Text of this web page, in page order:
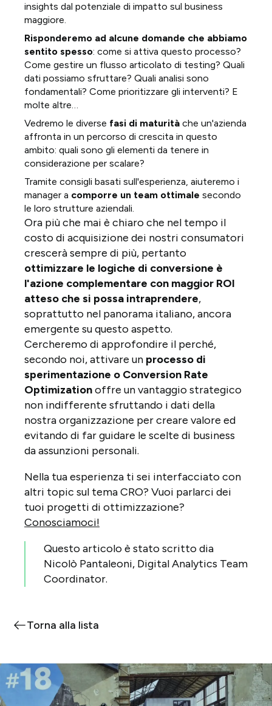
insights dal potenziale di impatto sul business
maggiore.
Risponderemo ad alcune domande che abbiamo
sentito spesso: come si attiva questo processo?
Come gestire un flusso articolato di testing? Quali
dati possiamo sfruttare? Quali analisi sono
fondamentali? Come prioritizzare gli interventi? E
molte altre…
Vedremo le diverse fasi di maturità che un'azienda
affronta in un percorso di crescita in questo
ambito: quali sono gli elementi da tenere in
considerazione per scalare?
Tramite consigli basati sull'esperienza, aiuteremo i
manager a comporre un team ottimale secondo
le loro strutture aziendali.
Ora più che mai è chiaro che nel tempo il
costo di acquisizione dei nostri consumatori
crescerà sempre di più, pertanto
ottimizzare le logiche di conversione è
l'azione complementare con maggior ROI
atteso che si possa intraprendere,
soprattutto nel panorama italiano, ancora
emergente su questo aspetto.
Cercheremo di approfondire il perché,
secondo noi, attivare un processo di
sperimentazione o Conversion Rate
Optimizationoffre un vantaggio strategico
non indifferente sfruttando i dati della
nostra organizzazione per creare valore ed
evitando di far guidare le scelte di business
da assunzioni personali.
Nella tua esperienza ti sei interfacciato con
altri topic sul tema CRO? Vuoi parlarci dei
tuoi progetti di ottimizzazione?
Conosciamoci!
Questo articolo è stato scritto dia
Nicolò Pantaleoni, Digital Analytics Team
Coordinator.
Torna alla lista